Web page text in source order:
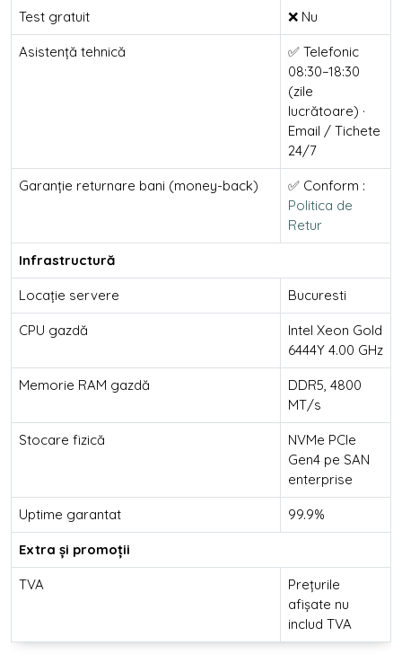
Test gratuit ❌ Nu
Asistență tehnică
✅ Telefonic
08:30–18:30
(zile
lucrătoare) ·
Email / Tichete
24/7
Garanție returnare bani (money-back)
✅ Conform :
Politica de
Retur
Infrastructură
Locație servere Bucuresti
CPU gazdă
Intel Xeon Gold
6444Y 4.00 GHz
Memorie RAM gazdă
DDR5, 4800
MT/s
Stocare fizică
NVMe PCIe
Gen4 pe SAN
enterprise
Uptime garantat 99.9%
Extra și promoții
TVA
Prețurile
afișate nu
includ TVA